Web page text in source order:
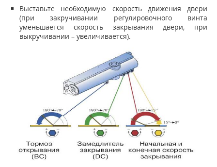
Выставьте необходимую скорость движения двери
(при закручивании регулировочного винта
уменьшается скорость закрывания двери, при
выкручивании – увеличивается).